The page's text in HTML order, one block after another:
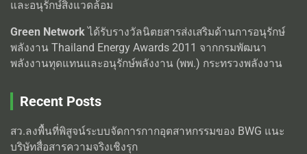
และอนุรักษ์สิ่งแวดล้อม
Green Networkได้รับรางวัลนิตยสารส่งเสริมด้านการอนุรักษ์
พลังงาน Thailand Energy Awards 2011 จากกรมพัฒนา
พลังงานทุดแทนและอนุรักษ์พลังงาน (พพ.) กระทรวงพลังงาน
Recent Posts
สว.ลงพื้นที่พิสูจน์ระบบจัดการกากอุตสาหกรรมของ BWG แนะ
บริษัทสื่อสารความจริงเชิงรุก